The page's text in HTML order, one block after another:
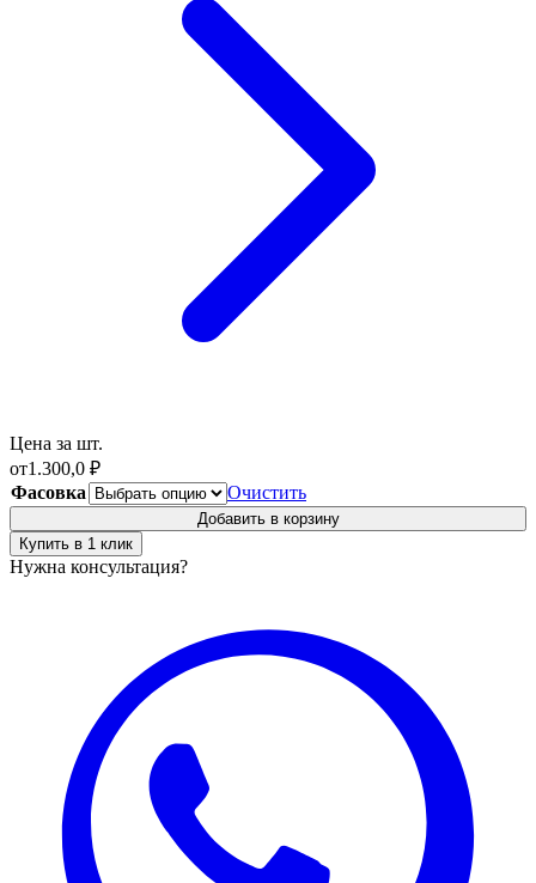
Цена за шт.
от1.300,0 ₽
Фасовка
Очистить
Добавить в корзину
Купить в 1 клик
Нужна консультация?